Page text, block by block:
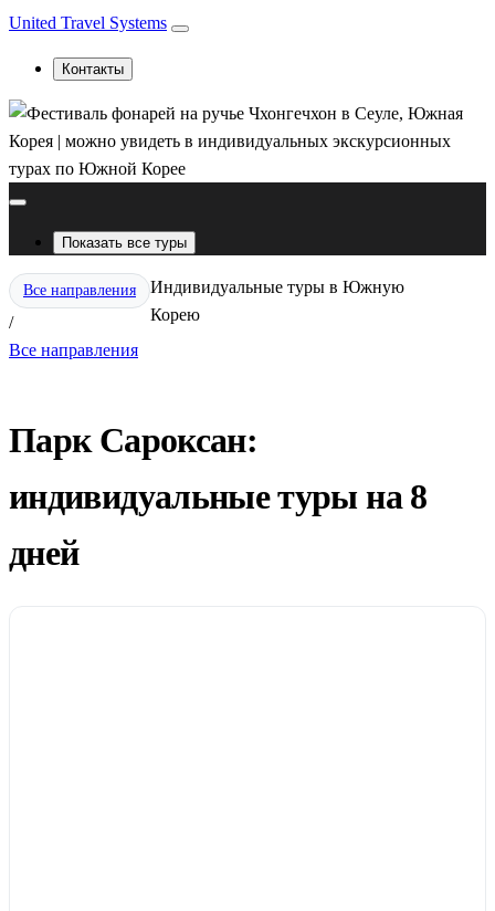
United Travel Systems
Контакты
Показать все туры
Все направления
/
Индивидуальные туры в Южную
Корею
Все направления
Парк Сароксан:
индивидуальные туры на 8
дней